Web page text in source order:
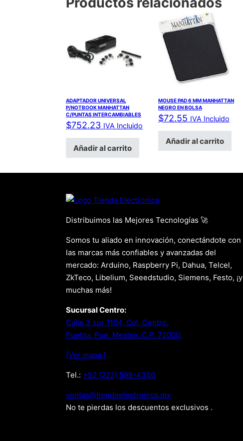
ADAPTADOR UNIVERSAL
P/NOTBOOK MANHATTAN
C/PUNTAS INTERCAMBIABLES
$752.23 IVA Incluido
Añadir al carrito
MOUSE PAD 6 MM MANHATTAN
NEGRO EN BOLSA
$72.55 IVA Incluido
Añadir al carrito
Distribuimos las Mejores Tecnologías 🚀
Somos tu aliado en innovación, conectándote con
las marcas más confiables y avanzadas del
mercado: Arduino, Raspberry Pi, Dahua, Telcel,
ZkTeco, Libelium, Seeedstudio, Siemens, Festo, ¡y
muchas más!
Sucursal Centro:
Calle 3 sur 1104, Col. Centro.
Puebla, Pue. Mexico. C.P. 72000.
[Ver mapa.]
Tel.: +52 (222) 598-4350
xm.acinortceleedneit@satnev
No te pierdas los descuentos exclusivos .